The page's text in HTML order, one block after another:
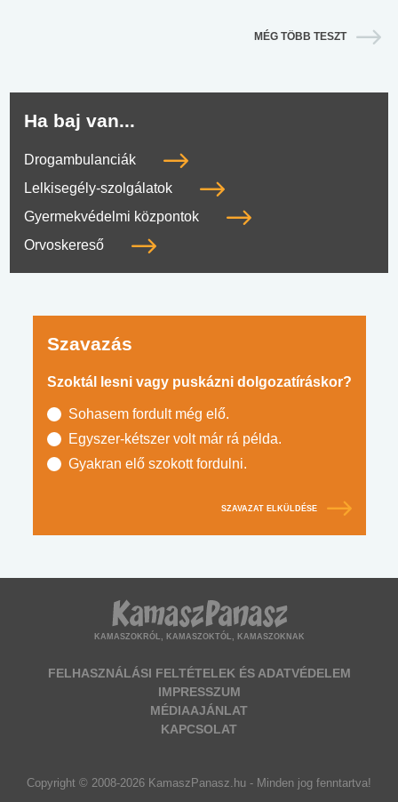
MÉG TÖBB TESZT
Ha baj van...
Drogambulanciák
Lelkisegély-szolgálatok
Gyermekvédelmi központok
Orvoskereső
Szavazás
Szoktál lesni vagy puskázni dolgozatíráskor?
Sohasem fordult még elő.
Egyszer-kétszer volt már rá példa.
Gyakran elő szokott fordulni.
SZAVAZAT ELKÜLDÉSE
KAMASZOKRÓL, KAMASZOKTÓL, KAMASZOKNAK
FELHASZNÁLÁSI FELTÉTELEK ÉS ADATVÉDELEM
IMPRESSZUM
MÉDIAAJÁNLAT
KAPCSOLAT
Copyright © 2008-2026 KamaszPanasz.hu - Minden jog fenntartva!